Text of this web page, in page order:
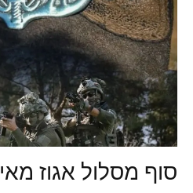
סוף מסלול אגוז מאי 2026